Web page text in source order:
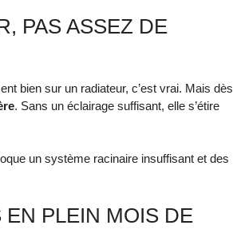
PAS ASSEZ DE
bien sur un radiateur, c’est vrai. Mais dès
. Sans un éclairage suffisant, elle s’étire
un système racinaire insuffisant et des
PLEIN MOIS DE